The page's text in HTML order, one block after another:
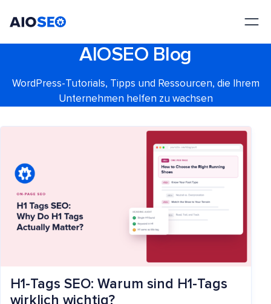
AIOSEO Blog
WordPress-Tutorials, Tipps und Ressourcen, die Ihrem
Unternehmen helfen zu wachsen
H1-Tags SEO: Warum sind H1-Tags
wirklich wichtig?